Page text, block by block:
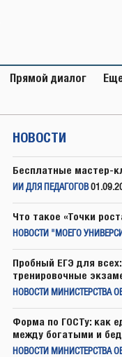
Прямой диалог
НОВОСТИ
Бесплатные мастер-
ИИ ДЛЯ ПЕДАГОГОВ
Что такое «Точки
НОВОСТИ "МОЕГО
Пробный ЕГЭ для
тренировочные
НОВОСТИ МИНИСТЕРСТВА
Форма по ГОСТу: как
между богатыми и
НОВОСТИ МИНИСТЕРСТВА